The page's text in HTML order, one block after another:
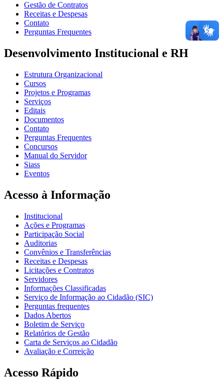
Gestão de Contratos
Receitas e Despesas
Contato
Perguntas Frequentes
Desenvolvimento Institucional e RH
Estrutura Organizacional
Cursos
Projetos e Programas
Serviços
Editais
Documentos
Contato
Perguntas Frequentes
Concursos
Manual do Servidor
Siass
Eventos
Acesso à Informação
Institucional
Ações e Programas
Participação Social
Auditorias
Convênios e Transferências
Receitas e Despesas
Licitações e Contratos
Servidores
Informações Classificadas
Serviço de Informação ao Cidadão (SIC)
Perguntas frequentes
Dados Abertos
Boletim de Serviço
Relatórios de Gestão
Carta de Serviços ao Cidadão
Avaliação e Correição
Acesso Rápido